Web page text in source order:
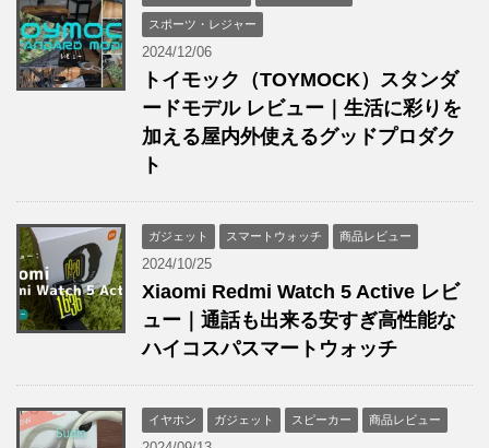
スポーツ・レジャー
2024/12/06
トイモック（TOYMOCK）スタンダ
ードモデル レビュー｜生活に彩りを
加える屋内外使えるグッドプロダク
ト
ガジェット スマートウォッチ 商品レビュー
2024/10/25
Xiaomi Redmi Watch 5 Active レビ
ュー｜通話も出来る安すぎ高性能な
ハイコスパスマートウォッチ
イヤホン ガジェット スピーカー 商品レビュー